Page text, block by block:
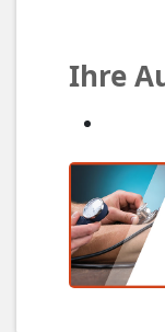
Ihre